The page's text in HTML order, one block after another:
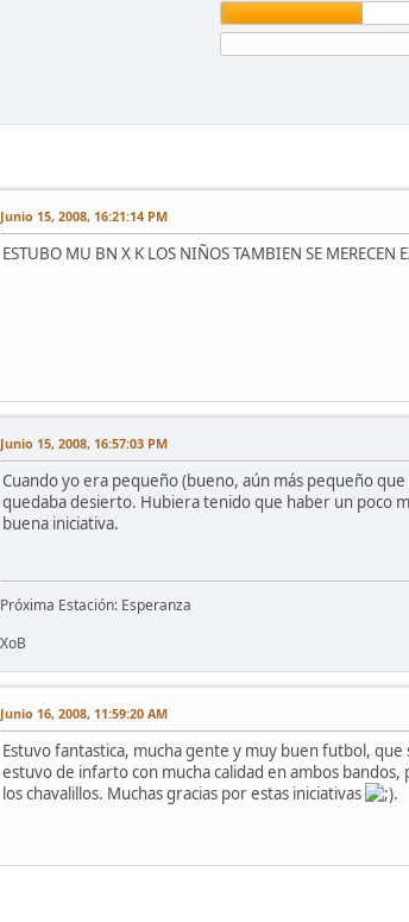
Junio 15, 2008, 16:21:14 PM
ESTUBO MU BN X K LOS NIÑOS TAMBIEN SE MERECEN
Junio 15, 2008, 16:57:03 PM
Cuando yo era pequeño (bueno, aún más pequeño
quedaba desierto. Hubiera tenido que haber un poco
buena iniciativa.
Próxima Estación: Esperanza
XoB
Junio 16, 2008, 11:59:20 AM
Estuvo fantastica, mucha gente y muy buen futbol,
estuvo de infarto con mucha calidad en ambos
los chavalillos. Muchas gracias por estas iniciativas
.